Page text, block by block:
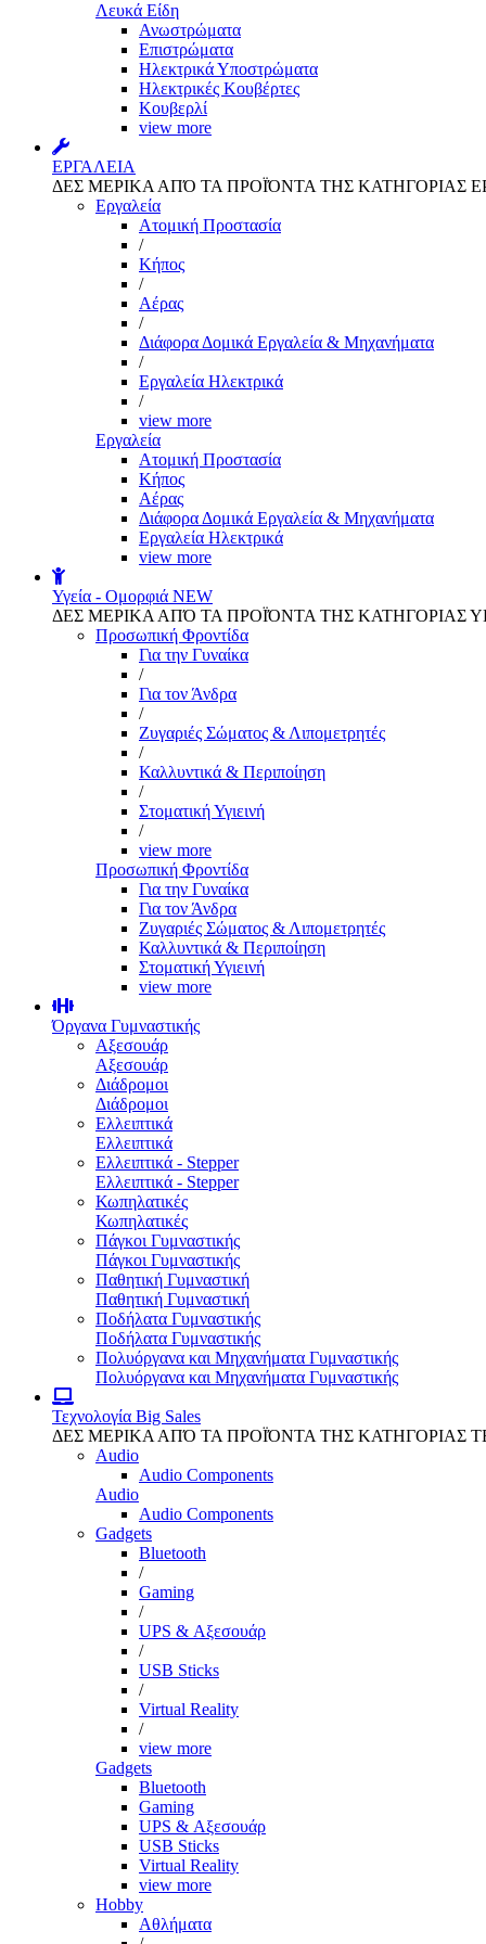
Λευκά Είδη
Ανωστρώματα
Επιστρώματα
Ηλεκτρικά Υποστρώματα
Ηλεκτρικές Κουβέρτες
Κουβερλί
view more
ΕΡΓΑΛΕΙΑ
ΔΕΣ ΜΕΡΙΚΑ ΑΠΌ ΤΑ ΠΡΟΪΌΝΤΑ ΤΗΣ ΚΑΤΗΓΟΡΙΑΣ
Εργαλεία
Aτομική Προστασία
/
Kήπος
/
Αέρας
/
Διάφορα Δομικά Εργαλεία & Μηχανήματα
/
Εργαλεία Ηλεκτρικά
/
view more
Εργαλεία
Aτομική Προστασία
Kήπος
Αέρας
Διάφορα Δομικά Εργαλεία & Μηχανήματα
Εργαλεία Ηλεκτρικά
view more
Υγεία - Ομορφιά NEW
ΔΕΣ ΜΕΡΙΚΑ ΑΠΌ ΤΑ ΠΡΟΪΌΝΤΑ ΤΗΣ ΚΑΤΗΓΟΡΙΑΣ
Προσωπική Φροντίδα
Για την Γυναίκα
/
Για τον Άνδρα
/
Ζυγαριές Σώματος & Λιπομετρητές
/
Καλλυντικά & Περιποίηση
/
Στοματική Υγιεινή
/
view more
Προσωπική Φροντίδα
Για την Γυναίκα
Για τον Άνδρα
Ζυγαριές Σώματος & Λιπομετρητές
Καλλυντικά & Περιποίηση
Στοματική Υγιεινή
view more
Όργανα Γυμναστικής
Αξεσουάρ
Αξεσουάρ
Διάδρομοι
Διάδρομοι
Ελλειπτικά
Ελλειπτικά
Ελλειπτικά - Stepper
Ελλειπτικά - Stepper
Κωπηλατικές
Κωπηλατικές
Πάγκοι Γυμναστικής
Πάγκοι Γυμναστικής
Παθητική Γυμναστική
Παθητική Γυμναστική
Ποδήλατα Γυμναστικής
Ποδήλατα Γυμναστικής
Πολυόργανα και Μηχανήματα Γυμναστικής
Πολυόργανα και Μηχανήματα Γυμναστικής
Τεχνολογία Big Sales
ΔΕΣ ΜΕΡΙΚΑ ΑΠΌ ΤΑ ΠΡΟΪΌΝΤΑ ΤΗΣ ΚΑΤΗΓΟΡΙΑΣ
Audio
Audio Components
Audio
Audio Components
Gadgets
Bluetooth
/
Gaming
/
UPS & Αξεσουάρ
/
USB Sticks
/
Virtual Reality
/
view more
Gadgets
Bluetooth
Gaming
UPS & Αξεσουάρ
USB Sticks
Virtual Reality
view more
Hobby
Αθλήματα